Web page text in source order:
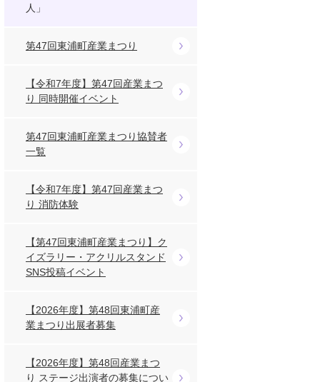
人」
第47回東浦町産業まつり
【令和7年度】第47回産業まつ
り 同時開催イベント
第47回東浦町産業まつり協賛者
一覧
【令和7年度】第47回産業まつ
り 消防体験
【第47回東浦町産業まつり】ク
イズラリー・アクリルスタンド
SNS投稿イベント
【2026年度】第48回東浦町産
業まつり出展者募集
【2026年度】第48回産業まつ
り ステージ出演者の募集につい